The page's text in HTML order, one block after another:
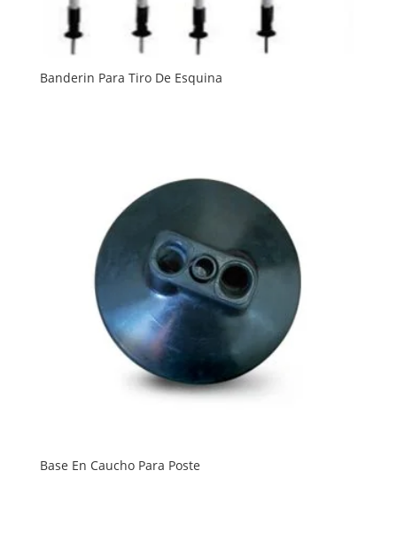
Banderin Para Tiro De Esquina
Base En Caucho Para Poste